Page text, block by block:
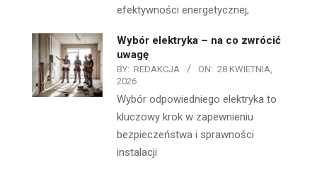
efektywności energetycznej,
Wybór elektryka – na co zwrócić
uwagę
BY: REDAKCJA ON: 28 KWIETNIA,
2026
Wybór odpowiedniego elektryka to
kluczowy krok w zapewnieniu
bezpieczeństwa i sprawności
instalacji